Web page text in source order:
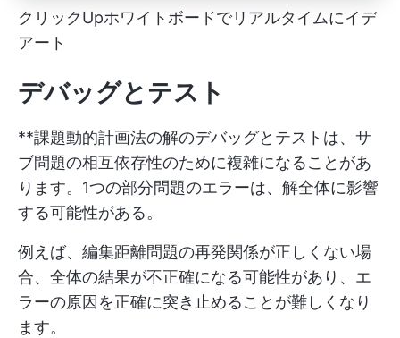
クリックUpホワイトボードでリアルタイムにイデ
アート
デバッグとテスト
**課題動的計画法の解のデバッグとテストは、サ
ブ問題の相互依存性のために複雑になることがあ
ります。1つの部分問題のエラーは、解全体に影響
する可能性がある。
例えば、編集距離問題の再発関係が正しくない場
合、全体の結果が不正確になる可能性があり、エ
ラーの原因を正確に突き止めることが難しくなり
ます。